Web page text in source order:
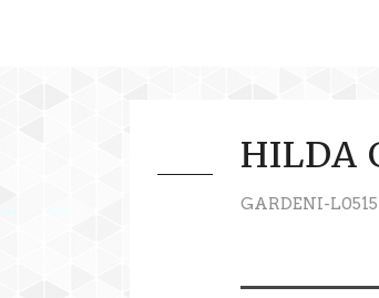
HILDA
GARDENI-